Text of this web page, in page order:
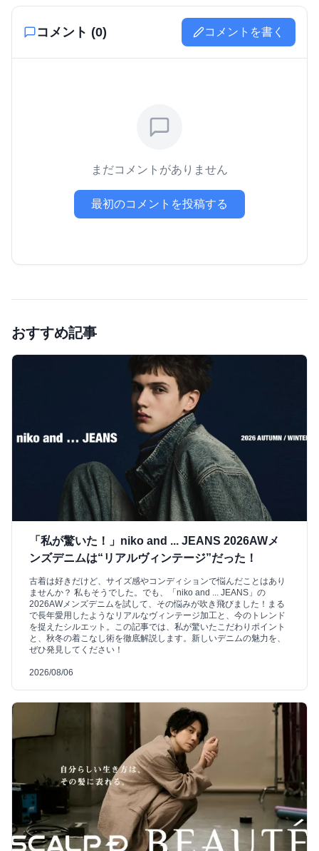
コメント (0) コメントを書く
まだコメントがありません
最初のコメントを投稿する
おすすめ記事
「私が驚いた！」niko and ... JEANS 2026AWメ
ンズデニムは“リアルヴィンテージ”だった！
古着は好きだけど、サイズ感やコンディションで悩んだことはあり
ませんか？ 私もそうでした。でも、「niko and ... JEANS」の
2026AWメンズデニムを試して、その悩みが吹き飛びました！まる
で長年愛用したようなリアルなヴィンテージ加工と、今のトレンド
を捉えたシルエット。この記事では、私が驚いたこだわりポイント
と、秋冬の着こなし術を徹底解説します。新しいデニムの魅力を、
ぜひ発見してください！
2026/08/06